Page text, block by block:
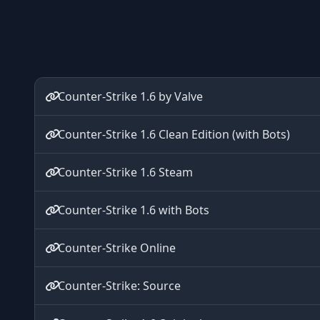
Counter-Strike 1.6 by Valve
Counter-Strike 1.6 Clean Edition (with Bots)
Counter-Strike 1.6 Steam
Counter-Strike 1.6 with Bots
Counter-Strike Online
Counter-Strike: Source